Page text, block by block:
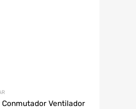
Ventilador